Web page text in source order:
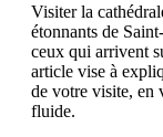
Visiter la
étonnants de
ceux qui arrivent
article vise à
de votre visite, en
fluide.